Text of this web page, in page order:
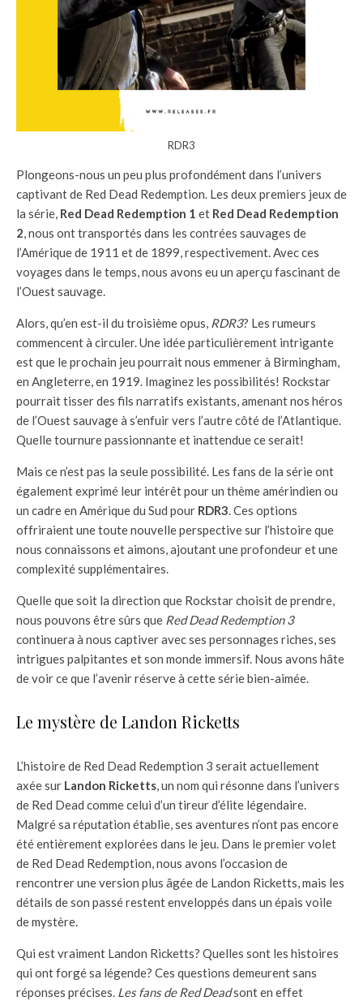
RDR3
Plongeons-nous un peu plus profondément dans l’univers
captivant de Red Dead Redemption. Les deux premiers jeux de
la série, Red Dead Redemption 1 et Red Dead Redemption
2, nous ont transportés dans les contrées sauvages de
l’Amérique de 1911 et de 1899, respectivement. Avec ces
voyages dans le temps, nous avons eu un aperçu fascinant de
l’Ouest sauvage.
Alors, qu’en est-il du troisième opus, RDR3? Les rumeurs
commencent à circuler. Une idée particulièrement intrigante
est que le prochain jeu pourrait nous emmener à Birmingham,
en Angleterre, en 1919. Imaginez les possibilités! Rockstar
pourrait tisser des fils narratifs existants, amenant nos héros
de l’Ouest sauvage à s’enfuir vers l’autre côté de l’Atlantique.
Quelle tournure passionnante et inattendue ce serait!
Mais ce n’est pas la seule possibilité. Les fans de la série ont
également exprimé leur intérêt pour un thème amérindien ou
un cadre en Amérique du Sud pour RDR3. Ces options
offriraient une toute nouvelle perspective sur l’histoire que
nous connaissons et aimons, ajoutant une profondeur et une
complexité supplémentaires.
Quelle que soit la direction que Rockstar choisit de prendre,
nous pouvons être sûrs que Red Dead Redemption 3
continuera à nous captiver avec ses personnages riches, ses
intrigues palpitantes et son monde immersif. Nous avons hâte
de voir ce que l’avenir réserve à cette série bien-aimée.
Le mystère de Landon Ricketts
L’histoire de Red Dead Redemption 3 serait actuellement
axée sur Landon Ricketts, un nom qui résonne dans l’univers
de Red Dead comme celui d’un tireur d’élite légendaire.
Malgré sa réputation établie, ses aventures n’ont pas encore
été entièrement explorées dans le jeu. Dans le premier volet
de Red Dead Redemption, nous avons l’occasion de
rencontrer une version plus âgée de Landon Ricketts, mais les
détails de son passé restent enveloppés dans un épais voile
de mystère.
Qui est vraiment Landon Ricketts? Quelles sont les histoires
qui ont forgé sa légende? Ces questions demeurent sans
réponses précises. Les fans de Red Deadsont en effet